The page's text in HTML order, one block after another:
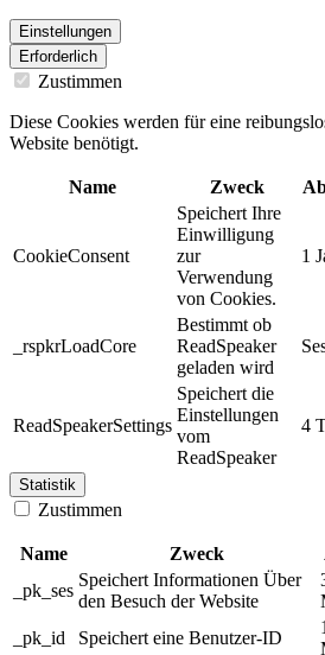
Einstellungen
Erforderlich
Zustimmen
Diese Cookies werden für eine
Website benötigt.
Name Zweck
CookieConsent
Speichert Ihre
Einwilligung
zur
Verwendung
von Cookies.
1
_rspkrLoadCore
Bestimmt ob
ReadSpeaker
geladen wird
ReadSpeakerSettings
Speichert die
Einstellungen
vom
ReadSpeaker
4
Statistik
Zustimmen
Name Zweck
_pk_ses
Speichert Informationen Über
den Besuch der Website
_pk_id Speichert eine Benutzer-ID